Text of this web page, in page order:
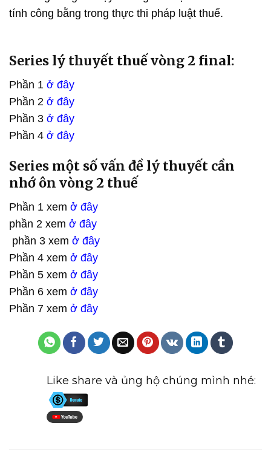
tính công bằng trong thực thi pháp luật thuế.
Series lý thuyết thuế vòng 2 final:
Phần 1 ở đây
Phần 2 ở đây
Phần 3 ở đây
Phần 4 ở đây
Series một số vấn đề lý thuyết cần
nhớ ôn vòng 2 thuế
Phần 1 xem ở đây
phần 2 xem ở đây
phần 3 xem ở đây
Phần 4 xem ở đây
Phần 5 xem ở đây
Phần 6 xem ở đây
Phần 7 xem ở đây
Like share và ủng hộ chúng mình nhé: